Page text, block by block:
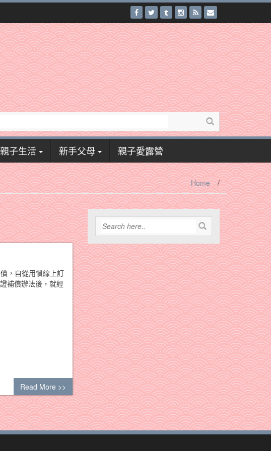
親子生活 新手父母 親子愛露營
Home /
，自從用慣線上訂
補償辦法後，就經
Read More >>